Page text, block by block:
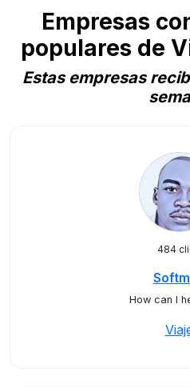
Empresas
populares de
Estas empresas
484
How can I